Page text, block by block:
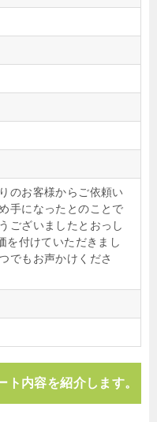
のお客様からご依頼い
手になったとのことで
ございましたとおっし
を付けていただきまし
でもお声かけくださ
内容を紹介します。